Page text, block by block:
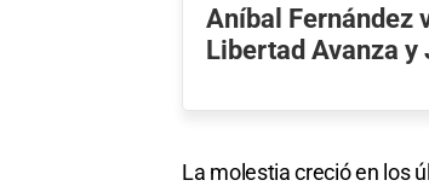
Aníbal Fernández
Libertad Avanza
La molestia creció en los